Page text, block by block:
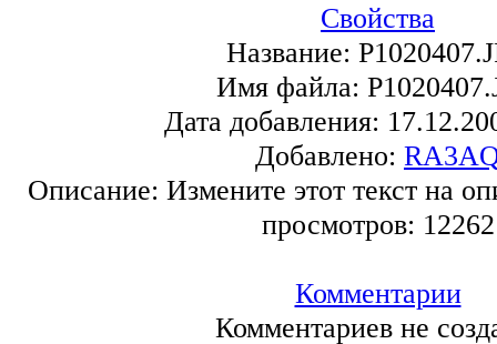
Свойства
Название:
Имя файла:
Дата добавления:
Добавлено:
Описание: Измените этот текст на
просмотров: 12262
Комментарии
Комментариев не